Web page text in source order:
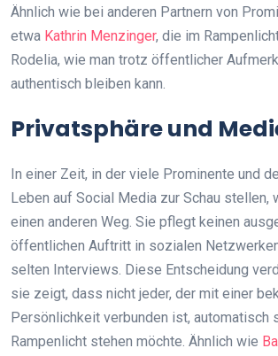
Ähnlich wie bei anderen Partnern von
etwa Kathrin Menzinger, die im
Rodelia, wie man trotz öffentlicher
authentisch bleiben kann.
Privatsphäre und
In einer Zeit, in der viele Prominente und
Leben auf Social Media zur Schau stellen,
einen anderen Weg. Sie pflegt keinen
öffentlichen Auftritt in sozialen
selten Interviews. Diese Entscheidung
sie zeigt, dass nicht jeder, der mit einer
Persönlichkeit verbunden ist, automatisch
Rampenlicht stehen möchte. Ähnlich wie